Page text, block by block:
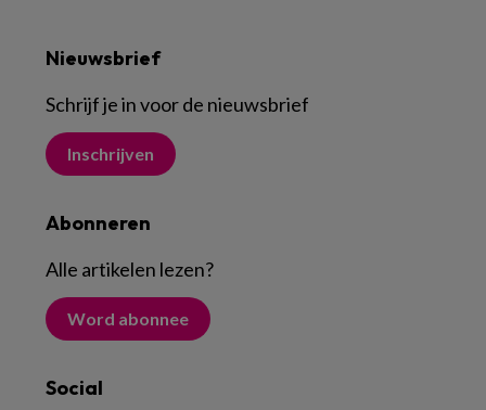
Nieuwsbrief
Schrijf je in voor de nieuwsbrief
Inschrijven
Abonneren
Alle artikelen lezen?
Word abonnee
Social